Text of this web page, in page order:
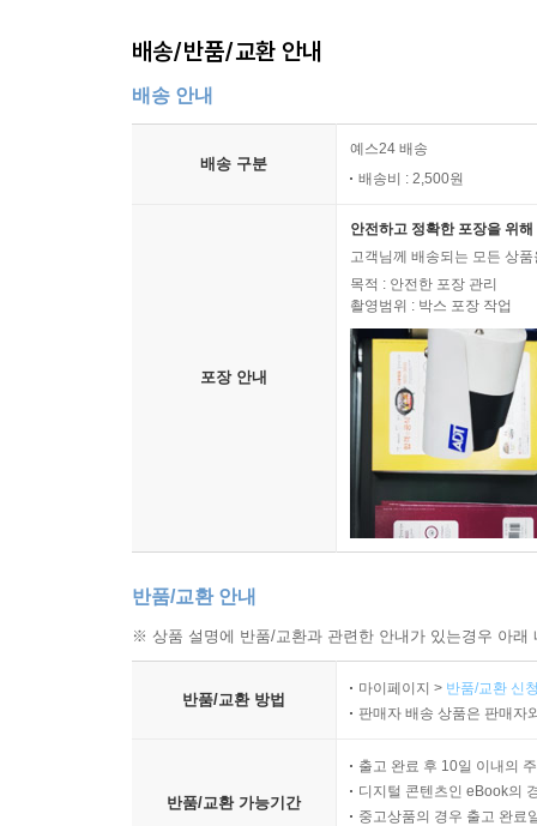
배송/반품/교환 안내
배송 안내
배송 구분
예스24 배송
배송비 : 2,500원
포장 안내
안전하고 정확한 포장을 위
고객님께 배송되는 모든 상
목적 : 안전한 포장 관리
촬영범위 : 박스 포장 작업
반품/교환 안내
※ 상품 설명에 반품/교환과 관련한 안내가 있는경우 아
반품/교환 방법
마이페이지 > 반품/교환 신
판매자 배송 상품은 판매자
반품/교환 가능기간
출고 완료 후 10일 이내의
디지털 콘텐츠인 eBook의
중고상품의 경우 출고 완료